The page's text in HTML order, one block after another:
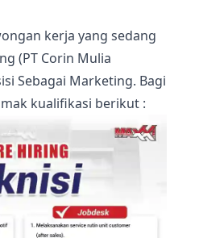
kerja yang sedang
(PT Corin Mulia
Sebagai Marketing. Bagi
kualifikasi berikut :